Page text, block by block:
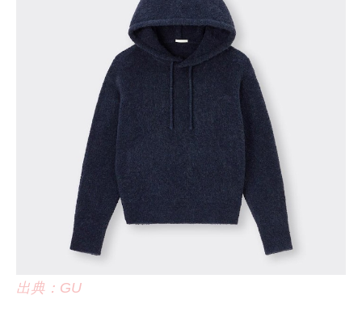
出典：GU